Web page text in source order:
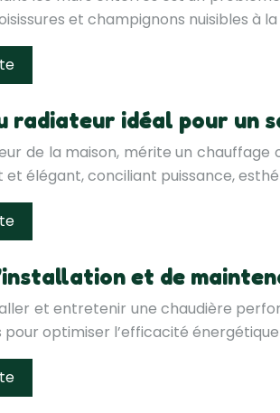
et champignons nuisibles à
radiateur idéal pour un
de la maison, mérite un
élégant, conciliant puissance,
et de
et entretenir une chaudière
pour optimiser l’efficacité